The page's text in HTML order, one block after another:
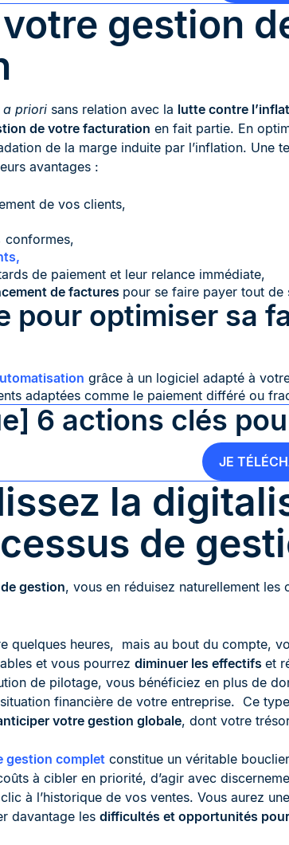
gestion
a priori sans relation avec la lutte contre
de votre facturation en fait partie. En
de la marge induite par l’inflation. Une
avantages :
de vos clients,
conformes,
de paiement et leur relance immédiate,
de factures pour se faire payer tout de
pour optimiser sa
grâce à un logiciel adapté à
adaptées comme le paiement différé ou
6 actions clés
JE
la
de
gestion, vous en réduisez naturellement les
quelques heures, mais au bout du compte,
et vous pourrez diminuer les effectifs et
de pilotage, vous bénéficiez en plus de
financière de votre entreprise. Ce
votre gestion globale, dont votre
gestion complet constitue un véritable bouclier
à cibler en priorité, d’agir avec
à l’historique de vos ventes. Vous aurez
davantage les difficultés et opportunités